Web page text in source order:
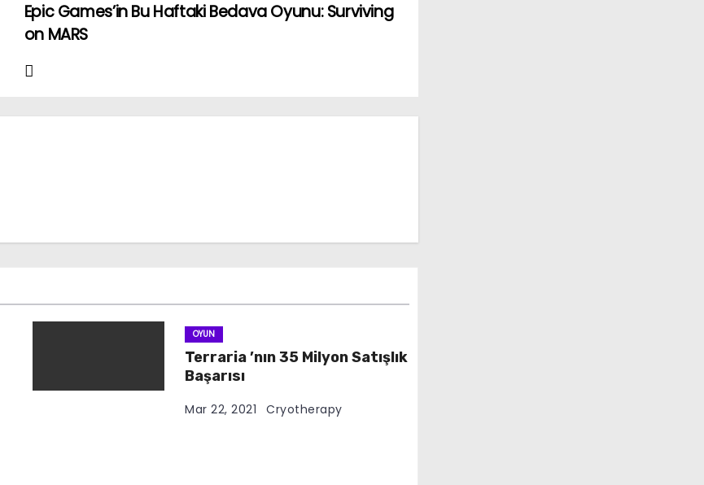
Epic Games’in Bu Haftaki Bedava Oyunu: Surviving
on MARS
OYUN
Terraria ’nın 35 Milyon Satışlık
Başarısı
Mar 22, 2021 Cryotherapy